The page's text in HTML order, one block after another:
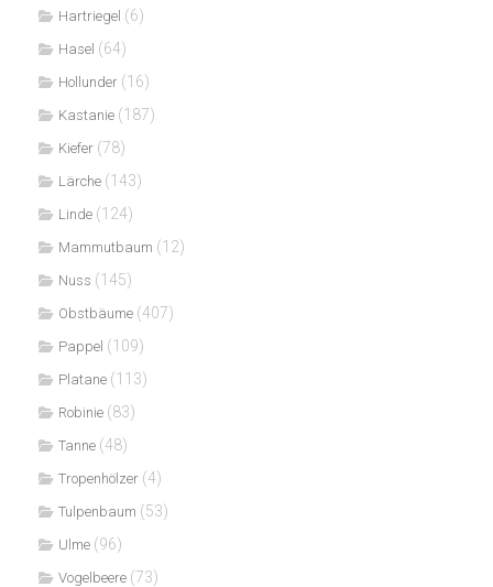
Hartriegel (6)
Hasel (64)
Hollunder (16)
Kastanie (187)
Kiefer (78)
Lärche (143)
Linde (124)
Mammutbaum (12)
Nuss (145)
Obstbäume (407)
Pappel (109)
Platane (113)
Robinie (83)
Tanne (48)
Tropenhölzer (4)
Tulpenbaum (53)
Ulme (96)
Vogelbeere (73)